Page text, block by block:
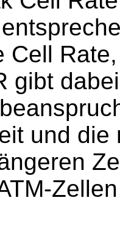
Cell
gibt
und